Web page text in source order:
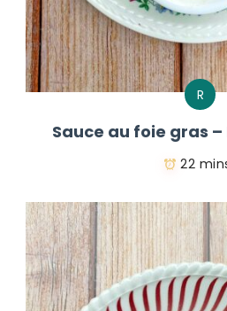
R
Sauce au foie gras
22